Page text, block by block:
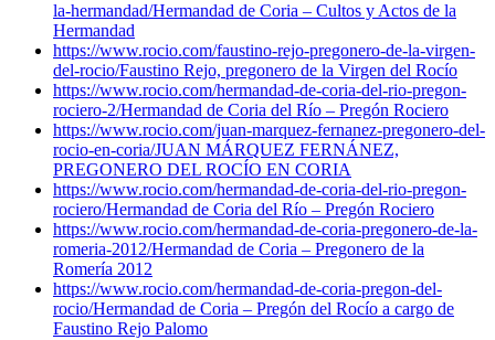
la-hermandad/Hermandad de Coria – Cultos y Actos de la
Hermandad
https://www.rocio.com/faustino-rejo-pregonero-de-la-virgen-
del-rocio/Faustino Rejo, pregonero de la Virgen del Rocío
https://www.rocio.com/hermandad-de-coria-del-rio-pregon-
rociero-2/Hermandad de Coria del Río – Pregón Rociero
https://www.rocio.com/juan-marquez-fernanez-pregonero-del-
rocio-en-coria/JUAN MÁRQUEZ FERNÁNEZ,
PREGONERO DEL ROCÍO EN CORIA
https://www.rocio.com/hermandad-de-coria-del-rio-pregon-
rociero/Hermandad de Coria del Río – Pregón Rociero
https://www.rocio.com/hermandad-de-coria-pregonero-de-la-
romeria-2012/Hermandad de Coria – Pregonero de la
Romería 2012
https://www.rocio.com/hermandad-de-coria-pregon-del-
rocio/Hermandad de Coria – Pregón del Rocío a cargo de
Faustino Rejo Palomo